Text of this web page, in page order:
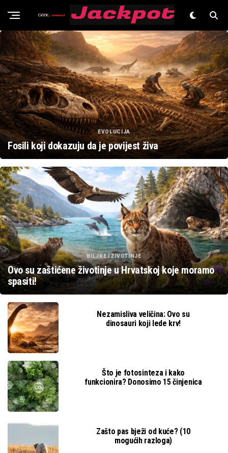
Znanost
EVOLUCIJA
Fosili koji dokazuju da je povijest živa
BILJKE I ŽIVOTINJE
Ovo su zaštićene životinje u Hrvatskoj koje moramo
spasiti!
Nezamisliva veličina: Ovo su
dinosauri koji lede krv!
Što je fotosinteza i kako
funkcionira? Donosimo 15 činjenica
Zašto pas bježi od kuće? (10
mogućih razloga)